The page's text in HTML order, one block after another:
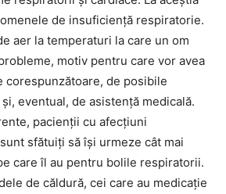
de insuficiență respiratorie.
aer la temperaturi la care un om
motiv pentru care vor avea
corespunzătoare, de posibile
eventual, de asistență medicală.
pacienții cu afecțiuni
sfătuiți să își urmeze cât mai
care îl au pentru bolile respiratorii.
de căldură, cei care au medicație